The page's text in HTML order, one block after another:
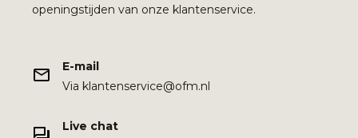
openingstijden van onze klantenservice.
E-mail
Via klantenservice@ofm.nl
Live chat